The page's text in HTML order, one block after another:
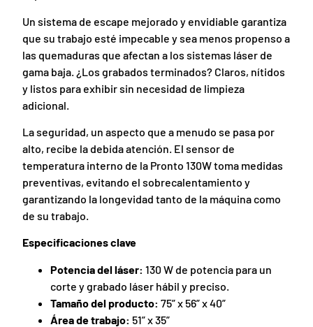
Un sistema de escape mejorado y envidiable garantiza
que su trabajo esté impecable y sea menos propenso a
las quemaduras que afectan a los sistemas láser de
gama baja. ¿Los grabados terminados? Claros, nítidos
y listos para exhibir sin necesidad de limpieza
adicional.
La seguridad, un aspecto que a menudo se pasa por
alto, recibe la debida atención. El sensor de
temperatura interno de la Pronto 130W toma medidas
preventivas, evitando el sobrecalentamiento y
garantizando la longevidad tanto de la máquina como
de su trabajo.
Especificaciones clave
Potencia del láser: 130 W de potencia para un
corte y grabado láser hábil y preciso.
Tamaño del producto: 75” x 56” x 40”
Área de trabajo: 51” x 35”